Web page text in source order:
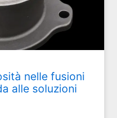
nelle fusioni
alle soluzioni